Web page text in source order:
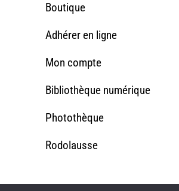
Boutique
Adhérer en ligne
Mon compte
Bibliothèque numérique
Photothèque
Rodolausse